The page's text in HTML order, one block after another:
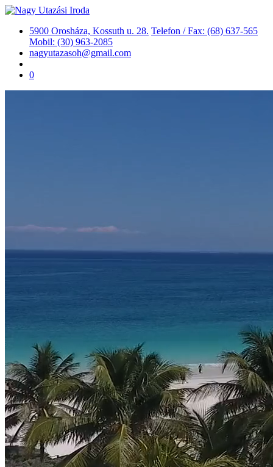
5900 Orosháza, Kossuth u. 28. Telefon / Fax: (68) 637-565
Mobil: (30) 963-2085
nagyutazasoh@gmail.com
0